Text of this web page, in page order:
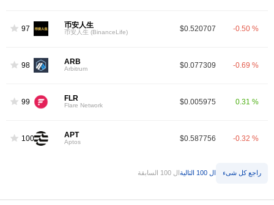
97 币安人生
币安人生 (BinanceLife) $0.520707 -0.50 %
98 ARB
Arbitrum $0.077309 -0.69 %
99 FLR
Flare Network $0.005975 0.31 %
100 APT
Aptos $0.587756 -0.32 %
ال 100 السابقة ال 100 التالية راجع كل شىء